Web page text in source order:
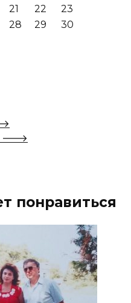
21 22
23
28 29
30
🡒
понравиться